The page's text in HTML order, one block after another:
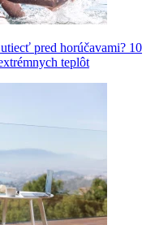
pred horúčavami? 10
teplôt